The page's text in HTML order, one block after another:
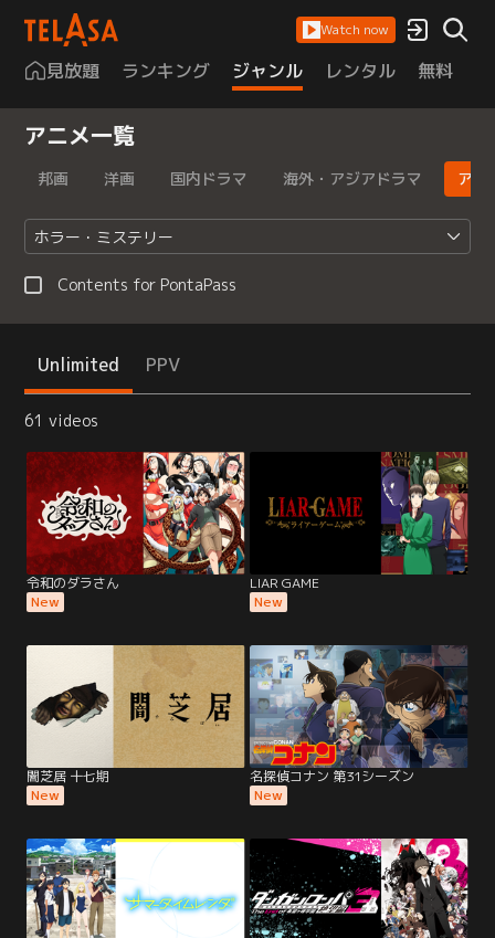
Watch now
見放題 ランキング ジャンル レンタル 無料
アニメ一覧
邦画 洋画 国内ドラマ 海外・アジアドラマ アニ
ホラー・ミステリー
Contents for PontaPass
Unlimited PPV
61 videos
令和のダラさん
New
LIAR GAME
New
闇芝居 十七期
New
名探偵コナン 第31シーズン
New